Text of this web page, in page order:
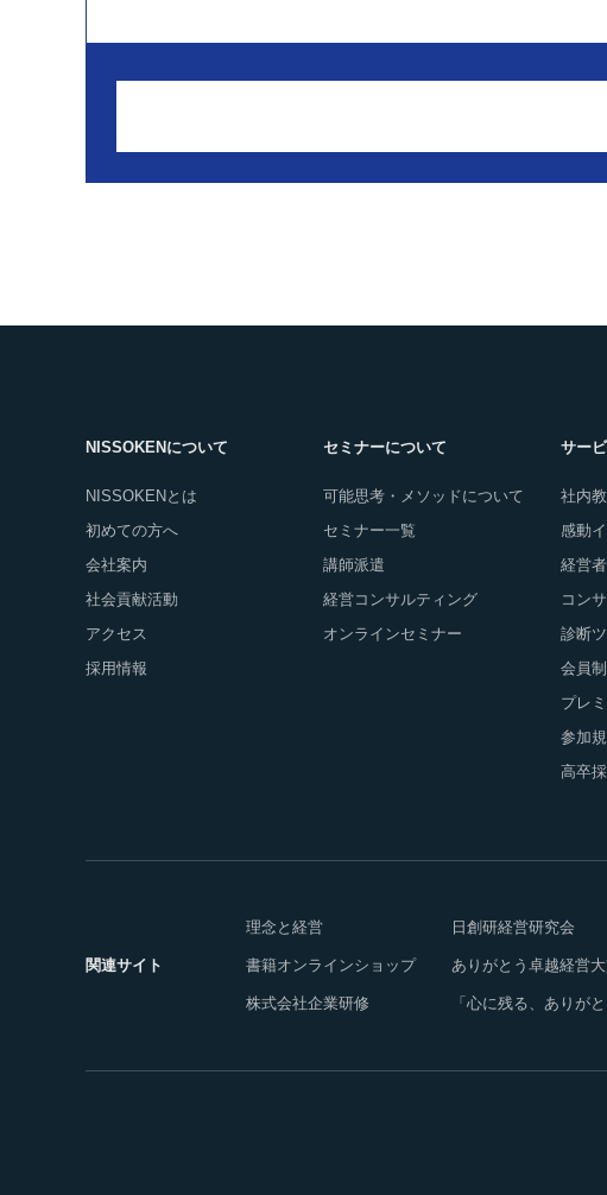
NISSOKENについて
NISSOKENとは
初めての方へ
会社案内
社会貢献活動
アクセス
採用情報
セミナーについて
可能思考・メソッドについて
セミナー一覧
講師派遣
経営コンサルティング
オンラインセミナー
サー
社内
感動
経営
コン
診断
会員
プレ
参加
高卒
関連サイト
理念と経営
書籍オンラインショップ
株式会社企業研修
日創研経営研究会
ありがとう卓越経営
「心に残る、ありが